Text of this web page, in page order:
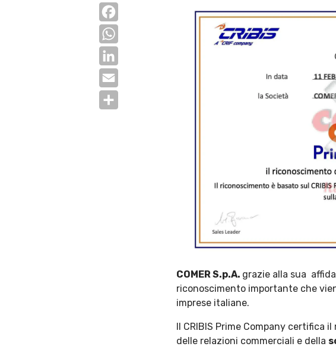
Facebook
COMER S.p.A. grazie alla sua
riconoscimento importante che
imprese italiane.
Il CRIBIS Prime Company
delle relazioni commerciali e della